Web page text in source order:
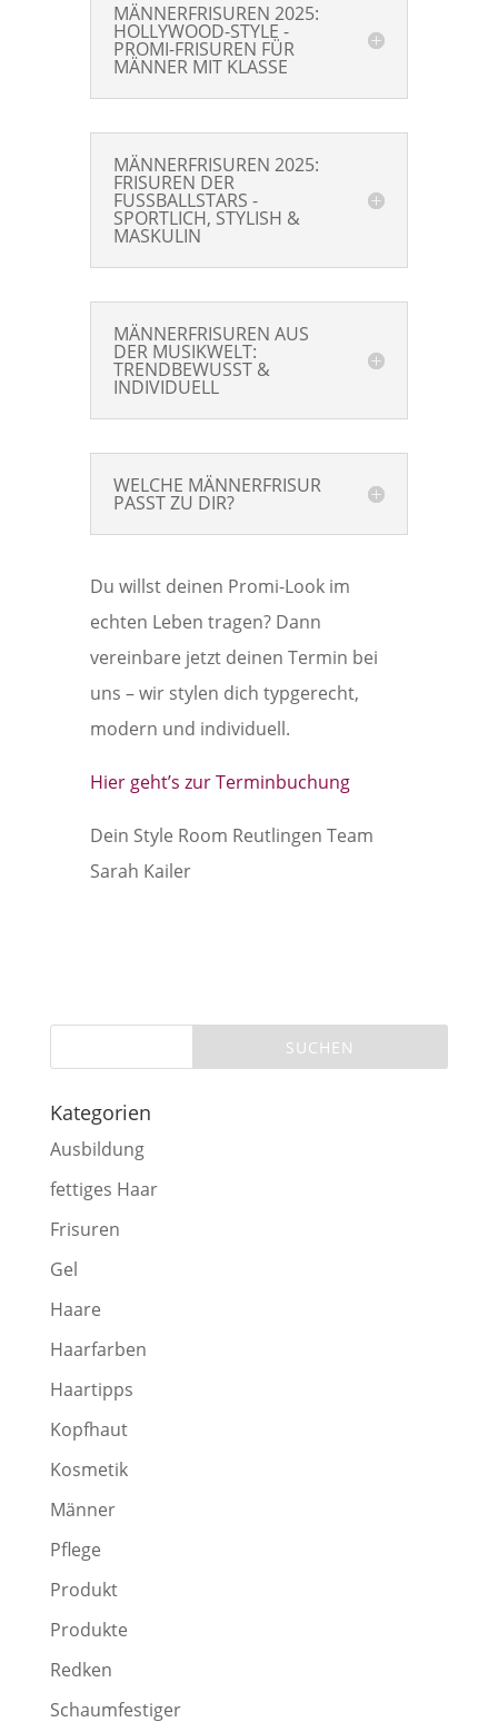
MÄNNERFRISUREN 2025:
HOLLYWOOD-STYLE -
PROMI-FRISUREN FÜR
MÄNNER MIT KLASSE
MÄNNERFRISUREN 2025:
FRISUREN DER
FUSSBALLSTARS -
SPORTLICH, STYLISH &
MASKULIN
MÄNNERFRISUREN AUS
DER MUSIKWELT:
TRENDBEWUSST &
INDIVIDUELL
WELCHE MÄNNERFRISUR
PASST ZU DIR?
Du willst deinen Promi-Look im
echten Leben tragen? Dann
vereinbare jetzt deinen Termin bei
uns – wir stylen dich typgerecht,
modern und individuell.
Hier geht’s zur Terminbuchung
Dein Style Room Reutlingen Team
Sarah Kailer
Kategorien
Ausbildung
fettiges Haar
Frisuren
Gel
Haare
Haarfarben
Haartipps
Kopfhaut
Kosmetik
Männer
Pflege
Produkt
Produkte
Redken
Schaumfestiger